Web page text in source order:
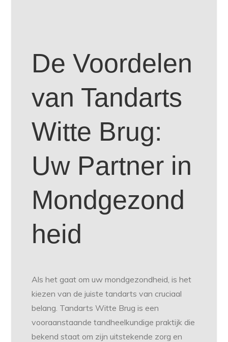
De Voordelen
van Tandarts
Witte Brug:
Uw Partner in
Mondgezond
heid
Als het gaat om uw mondgezondheid, is het
kiezen van de juiste tandarts van cruciaal
belang. Tandarts Witte Brug is een
vooraanstaande tandheelkundige praktijk die
bekend staat om zijn uitstekende zorg en